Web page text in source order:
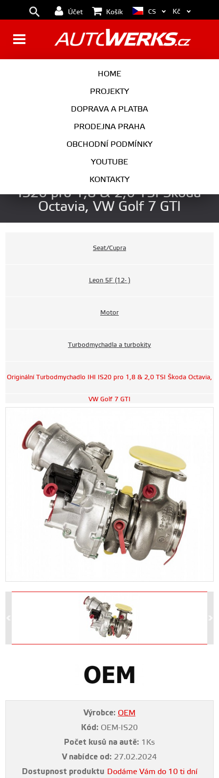
Účet Košík
HOME
PROJEKTY
DOPRAVA A PLATBA
PRODEJNA PRAHA
OBCHODNÍ PODMÍNKY
YOUTUBE
KONTAKTY
CS Kč
PODVOZEK
VÝFUK
INTERIÉR
AUTOKOSMETIKA
Originální Turbodmychadlo IHI
IS20 pro 1,8 & 2,0 TSI Škoda
Octavia, VW Golf 7 GTI
Seat/Cupra
Leon 5F (12- )
Motor
Turbodmychadla a turbokity
Originální Turbodmychadlo IHI IS20 pro 1,8 & 2,0 TSI Škoda Octavia,
VW Golf 7 GTI
Výrobce: OEM
Kód: OEM-IS20
Počet kusů na autě: 1Ks
V nabídce od: 27.02.2024
Dostupnost produktu Dodáme Vám do 10 ti dní